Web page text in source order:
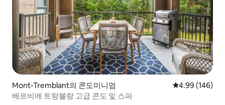
Mont-Tremblant의 콘도미니엄 평점 4.99점(5
4.99 (146)
베르비에 트랑블랑 고급 콘도 및 스파